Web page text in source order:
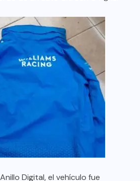
Digital, el vehículo fue